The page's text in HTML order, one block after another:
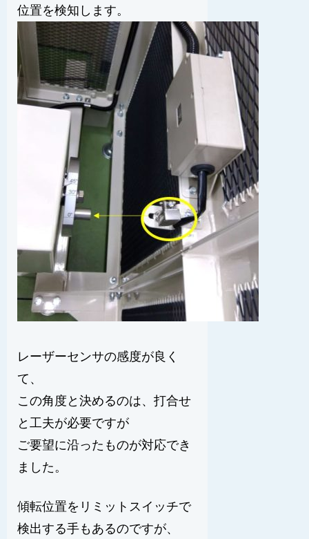
位置を検知します。
レーザーセンサの感度が良く
て、
この角度と決めるのは、打合せ
と工夫が必要ですが
ご要望に沿ったものが対応でき
ました。
傾転位置をリミットスイッチで
検出する手もあるのですが、